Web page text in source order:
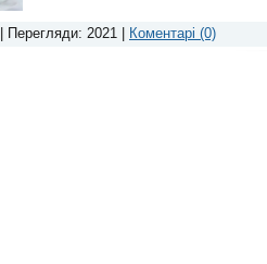
| Перегляди: 2021 | Коментарі (0)